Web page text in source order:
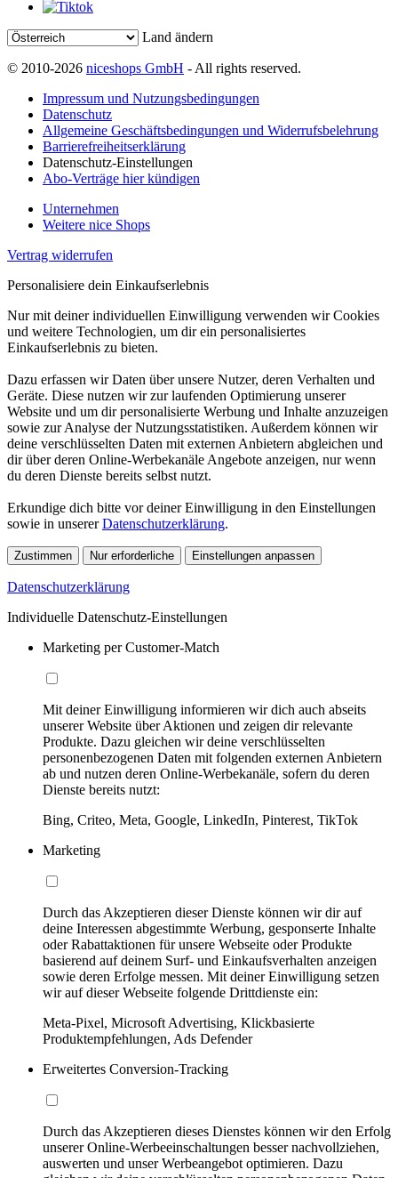
Land ändern
© 2010-2026 niceshops GmbH - All rights reserved.
Impressum und Nutzungsbedingungen
Datenschutz
Allgemeine Geschäftsbedingungen und Widerrufsbelehrung
Barrierefreiheitserklärung
Datenschutz-Einstellungen
Abo-Verträge hier kündigen
Unternehmen
Weitere nice Shops
Vertrag widerrufen
Personalisiere dein Einkaufserlebnis
Nur mit deiner individuellen Einwilligung verwenden wir Cookies
und weitere Technologien, um dir ein personalisiertes
Einkaufserlebnis zu bieten.
Dazu erfassen wir Daten über unsere Nutzer, deren Verhalten und
Geräte. Diese nutzen wir zur laufenden Optimierung unserer
Website und um dir personalisierte Werbung und Inhalte anzuzeigen
sowie zur Analyse der Nutzungsstatistiken. Außerdem können wir
deine verschlüsselten Daten mit externen Anbietern abgleichen und
dir über deren Online-Werbekanäle Angebote anzeigen, nur wenn
du deren Dienste bereits selbst nutzt.
Erkundige dich bitte vor deiner Einwilligung in den Einstellungen
sowie in unsererDatenschutzerklärung.
Zustimmen Nur erforderliche Einstellungen anpassen
Datenschutzerklärung
Individuelle Datenschutz-Einstellungen
Marketing per Customer-Match
Mit deiner Einwilligung informieren wir dich auch abseits
unserer Website über Aktionen und zeigen dir relevante
Produkte. Dazu gleichen wir deine verschlüsselten
personenbezogenen Daten mit folgenden externen Anbietern
ab und nutzen deren Online-Werbekanäle, sofern du deren
Dienste bereits nutzt:
Bing, Criteo, Meta, Google, LinkedIn, Pinterest, TikTok
Marketing
Durch das Akzeptieren dieser Dienste können wir dir auf
deine Interessen abgestimmte Werbung, gesponserte Inhalte
oder Rabattaktionen für unsere Webseite oder Produkte
basierend auf deinem Surf- und Einkaufsverhalten anzeigen
sowie deren Erfolge messen. Mit deiner Einwilligung setzen
wir auf dieser Webseite folgende Drittdienste ein:
Meta-Pixel, Microsoft Advertising, Klickbasierte
Produktempfehlungen, Ads Defender
Erweitertes Conversion-Tracking
Durch das Akzeptieren dieses Dienstes können wir den Erfolg
unserer Online-Werbeeinschaltungen besser nachvollziehen,
auswerten und unser Werbeangebot optimieren. Dazu